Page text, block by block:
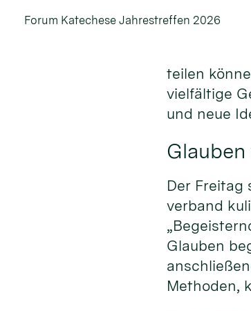
Forum Katechese Jahrestreffen 2026
teilen
vielfältige
und neue
Der Freitag
verband
Glauben
Methoden,